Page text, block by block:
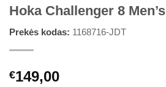
Hoka Challenger 8 Men’s
Prekės kodas: 1168716-JDT
€149,00